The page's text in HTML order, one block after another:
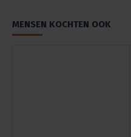
MENSEN KOCHTEN OOK